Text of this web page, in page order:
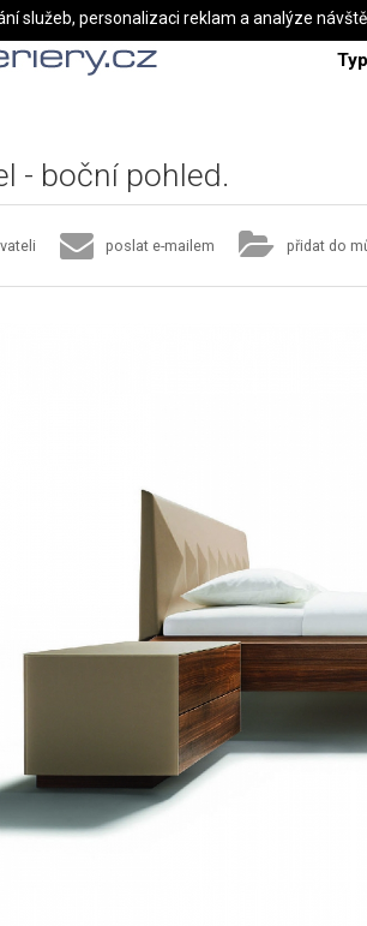
- boční pohled.
poslat e-mailem přidat do
služeb, personalizaci reklam a analýze